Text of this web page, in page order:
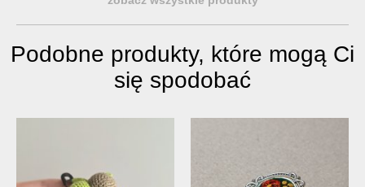
Podobne produkty, które mogą Ci
się spodobać